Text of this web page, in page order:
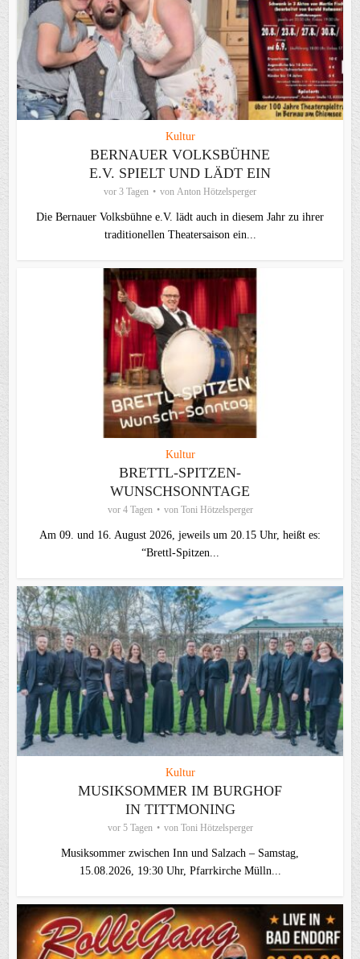
Kultur
BERNAUER VOLKSBÜHNE
E.V. SPIELT UND LÄDT EIN
vor 3 Tagen von Anton Hötzelsperger
Die Bernauer Volksbühne e.V. lädt auch in diesem Jahr zu ihrer
traditionellen Theater­saison ein...
Kultur
BRETTL-SPITZEN-
WUNSCHSONNTAGE
vor 4 Tagen von Toni Hötzelsperger
Am 09. und 16. August 2026, jeweils um 20.15 Uhr, heißt es:
“Brettl-Spitzen...
Kultur
MUSIKSOMMER IM BURGHOF
IN TITTMONING
vor 5 Tagen von Toni Hötzelsperger
Musiksommer zwischen Inn und Salzach – Samstag,
15.08.2026, 19:30 Uhr, Pfarrkirche Mülln...